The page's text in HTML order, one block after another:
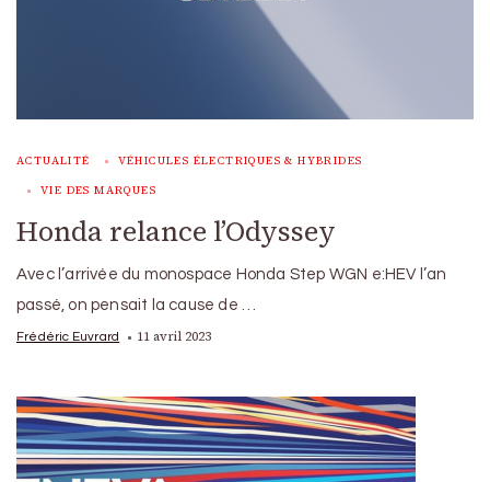
ACTUALITÉ VÉHICULES ÉLECTRIQUES & HYBRIDES
VIE DES MARQUES
Honda relance l’Odyssey
Avec l’arrivée du monospace Honda Step WGN e:HEV l’an
passé, on pensait la cause de …
Frédéric Euvrard 11 avril 2023